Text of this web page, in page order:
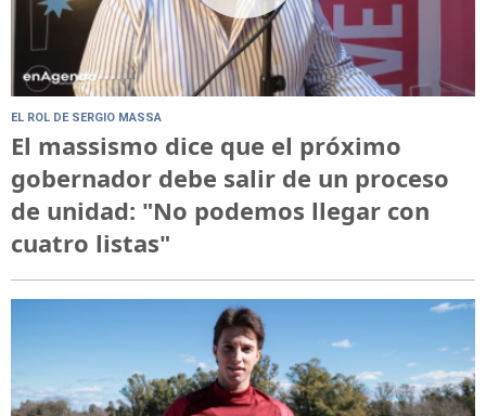
EL ROL DE SERGIO MASSA
El massismo dice que el próximo
gobernador debe salir de un proceso
de unidad: "No podemos llegar con
cuatro listas"